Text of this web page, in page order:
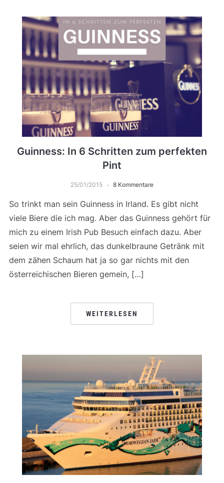
Guinness: In 6 Schritten zum perfekten
Pint
25/01/2015 8 Kommentare
So trinkt man sein Guinness in Irland. Es gibt nicht
viele Biere die ich mag. Aber das Guinness gehört für
mich zu einem Irish Pub Besuch einfach dazu. Aber
seien wir mal ehrlich, das dunkelbraune Getränk mit
dem zähen Schaum hat ja so gar nichts mit den
österreichischen Bieren gemein, […]
WEITERLESEN